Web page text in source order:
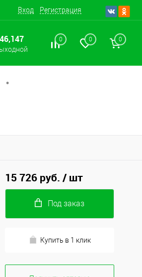
Вход Регистрация
0 0 0
•
15 726 руб. / шт
Под заказ
Купить в 1 клик